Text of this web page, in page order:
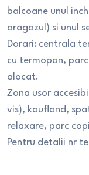
balcoane unul
aragazul) si unul
Dorari: centrala
cu termopan,
alocat.
Zona usor
vis), kaufland,
relaxare, parc
Pentru detalii nr tel